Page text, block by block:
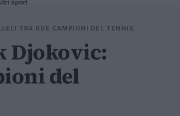
sport
TRA DUE CAMPIONI DEL TENNIS
Djokovic:
del